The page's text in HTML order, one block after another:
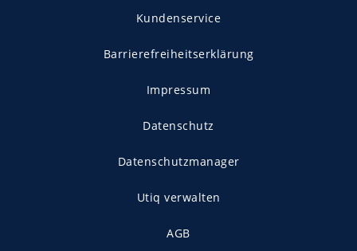
Kundenservice
Barrierefreiheitserklärung
Impressum
Datenschutz
Datenschutzmanager
Utiq verwalten
AGB